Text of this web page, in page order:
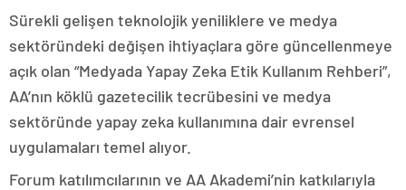
Sürekli gelişen teknolojik yeniliklere ve medya
sektöründeki değişen ihtiyaçlara göre güncellenmeye
açık olan “Medyada Yapay Zeka Etik Kullanım Rehberi”,
AA’nın köklü gazetecilik tecrübesini ve medya
sektöründe yapay zeka kullanımına dair evrensel
uygulamaları temel alıyor.
Forum katılımcılarının ve AA Akademi’nin katkılarıyla